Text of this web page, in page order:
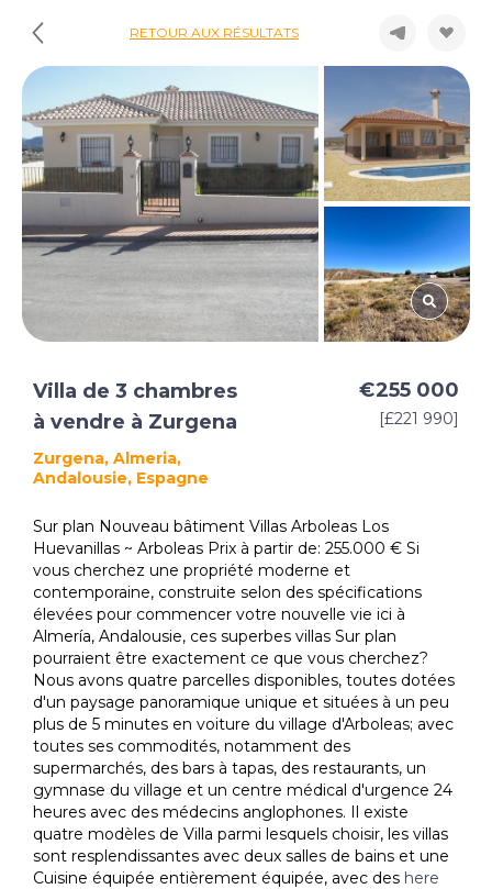
RETOUR AUX RÉSULTATS
Villa de 3 chambres
à vendre à Zurgena
Zurgena, Almeria,
Andalousie, Espagne
€255 000
[£221 990]
Sur plan Nouveau bâtiment Villas Arboleas Los
Huevanillas ~ Arboleas Prix à partir de: 255.000 € Si
vous cherchez une propriété moderne et
contemporaine, construite selon des spécifications
élevées pour commencer votre nouvelle vie ici à
Almería, Andalousie, ces superbes villas Sur plan
pourraient être exactement ce que vous cherchez?
Nous avons quatre parcelles disponibles, toutes dotées
d'un paysage panoramique unique et situées à un peu
plus de 5 minutes en voiture du village d'Arboleas; avec
toutes ses commodités, notamment des
supermarchés, des bars à tapas, des restaurants, un
gymnase du village et un centre médical d'urgence 24
heures avec des médecins anglophones. Il existe
quatre modèles de Villa parmi lesquels choisir, les villas
sont resplendissantes avec deux salles de bains et une
Cuisine équipée entièrement équipée, avec des here